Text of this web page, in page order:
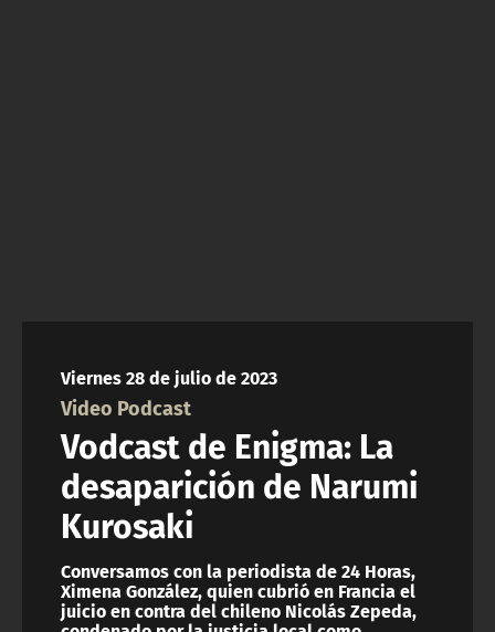
Viernes 28 de julio de 2023
Video Podcast
Vodcast de Enigma: La
desaparición de Narumi
Kurosaki
Conversamos con la periodista de 24 Horas,
Ximena González, quien cubrió en Francia el
juicio en contra del chileno Nicolás Zepeda,